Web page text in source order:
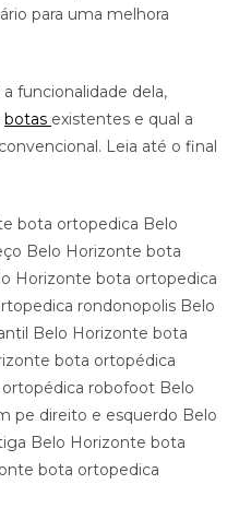
para uma melhora
funcionalidade dela,
botas existentes e qual a
Leia até o final
bota ortopedica Belo
Belo Horizonte bota
Horizonte bota ortopedica
rondonopolis Belo
Belo Horizonte bota
bota ortopédica
robofoot Belo
pe direito e esquerdo Belo
Belo Horizonte bota
bota ortopedica